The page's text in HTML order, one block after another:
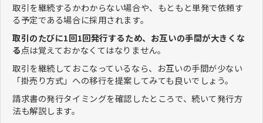
取引を継続するかわからない場合や、もともと単発で依頼す
る予定である場合に採用されます。
取引のたびに1回1回発行するため、お互いの手間が大きくな
る点は覚えておかなくてはなりません。
取引を継続しておこなっているなら、お互いの手間が少ない
「掛売り方式」への移行を提案してみても良いでしょう。
請求書の発行タイミングを確認したところで、続いて発行方
法も解説します。